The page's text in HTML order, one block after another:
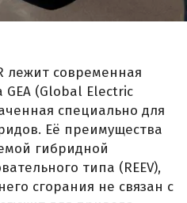
лежит современная
GEA (Global Electric
специально для
Её преимущества
гибридной
типа (REEV),
сгорания не связан с